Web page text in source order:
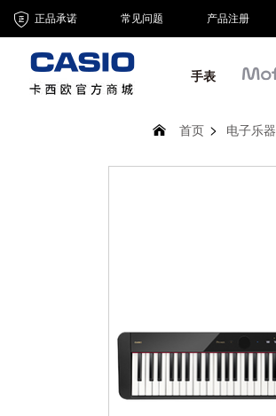
正品承诺 常见问题 产品注册
手表
首页 电子乐器